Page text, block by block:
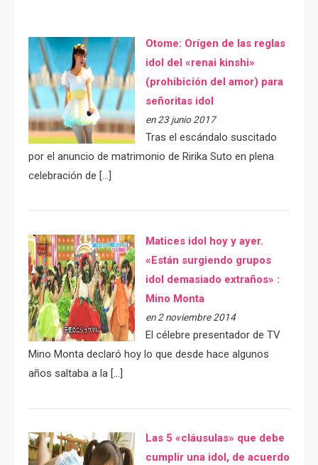
Otome: Orígen de las reglas
idol del «renai kinshi»
(prohibición del amor) para
señoritas idol
en 23 junio 2017
Tras el escándalo suscitado
por el anuncio de matrimonio de Ririka Suto en plena
celebración de […]
Matices idol hoy y ayer.
«Están surgiendo grupos
idol demasiado extraños» :
Mino Monta
en 2 noviembre 2014
El célebre presentador de TV
Mino Monta declaró hoy lo que desde hace algunos
años saltaba a la […]
Las 5 «cláusulas» que debe
cumplir una idol, de acuerdo